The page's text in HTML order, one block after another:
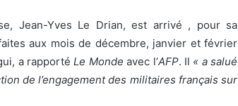
Jean-Yves Le Drian, est arrivé , pour sa
aux mois de décembre, janvier et février
a rapportéLe Monde avec l’AFP. Il « a salué
de l’engagement des militaires français sur